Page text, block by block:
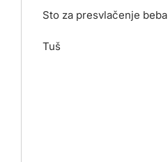
Sto za presvlačenje beba
Tuš